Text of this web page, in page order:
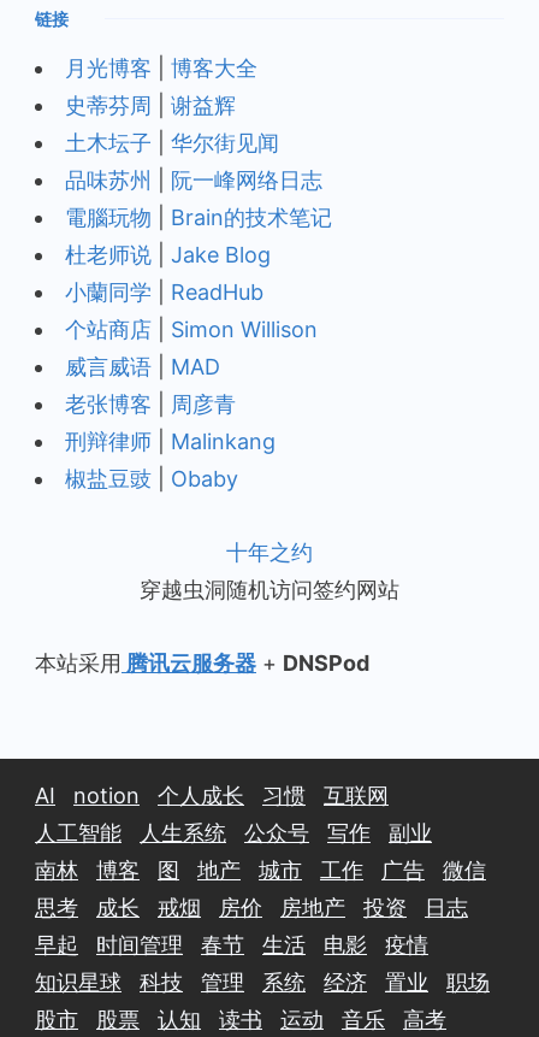
链接
月光博客
博客大全
史蒂芬周
谢益辉
土木坛子
华尔街见闻
品味苏州
阮一峰网络日志
電腦玩物
Brain的技术笔记
杜老师说
Jake Blog
小蘭同学
ReadHub
个站商店
Simon Willison
威言威语
MAD
老张博客
周彦青
刑辩律师
Malinkang
椒盐豆豉
Obaby
十年之约
穿越虫洞随机访问签约网站
本站采用 腾讯云服务器 + DNSPod
AI notion 个人成长 习惯
互联网
人工智能
人生系统 公众号 写作
副业
南林
博客 图 地产 城市 工作 广告
微信
思考
成长 戒烟 房价 房地产 投资
日志
早起
时间管理 春节 生活 电影
疫情
知识星球
科技 管理 系统 经济 置业
职场
股市
股票 认知 读书 运动 音乐 高考